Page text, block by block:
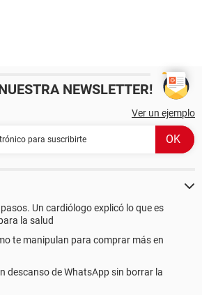
NEWSLETTER!
Ver un ejemplo
Un cardiólogo explicó lo que es
la salud
te manipulan para comprar más en
descanso de WhatsApp sin borrar la